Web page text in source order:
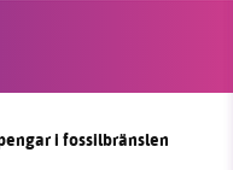
i fossilbränslen